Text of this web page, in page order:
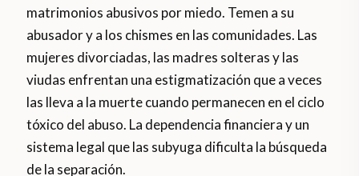
matrimonios abusivos por miedo. Temen a su
abusador y a los chismes en las comunidades. Las
mujeres divorciadas, las madres solteras y las
viudas enfrentan una estigmatización que a veces
las lleva a la muerte cuando permanecen en el ciclo
tóxico del abuso. La dependencia financiera y un
sistema legal que las subyuga dificulta la búsqueda
de la separación.